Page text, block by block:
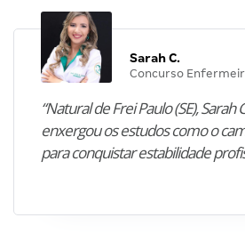
Sarah C.
Concurso
“Natural de Frei Paulo (SE), Sarah
enxergou os estudos como o
para conquistar estabilidade